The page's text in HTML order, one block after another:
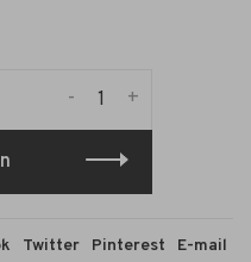
+
-
Twitter Pinterest E-mail